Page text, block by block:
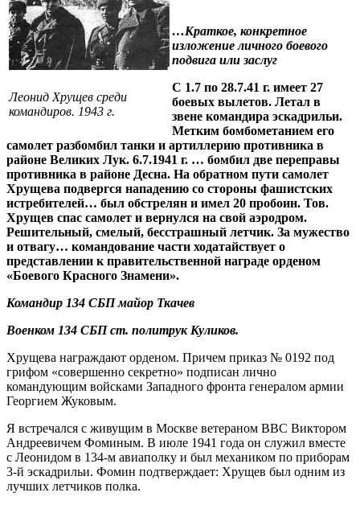
Леонид Хрущев среди
командиров. 1943 г.
…Краткое, конкретное
изложение личного боевого
подвига или заслуг
С 1.7 по 28.7.41 г. имеет 27
боевых вылетов. Летал в
звене командира эскадрильи.
Метким бомбометанием его
самолет разбомбил танки и артиллерию противника в
районе Великих Лук. 6.7.1941 г. … бомбил две переправы
противника в районе Десна. На обратном пути самолет
Хрущева подвергся нападению со стороны фашистских
истребителей… был обстрелян и имел 20 пробоин. Тов.
Хрущев спас самолет и вернулся на свой аэродром.
Решительный, смелый, бесстрашный летчик. За мужество
и отвагу… командование части ходатайствует о
представлении к правительственной награде орденом
«Боевого Красного Знамени».
Командир 134 СБП майор Ткачев
Военком 134 СБП ст. политрук Куликов.
Хрущева награждают орденом. Причем приказ № 0192 под
грифом «совершенно секретно» подписан лично
командующим войсками Западного фронта генералом армии
Георгием Жуковым.
Я встречался с живущим в Москве ветераном ВВС Виктором
Андреевичем Фоминым. В июле 1941 года он служил вместе
с Леонидом в 134-м авиаполку и был механиком по приборам
3-й эскадрильи. Фомин подтверждает: Хрущев был одним из
лучших летчиков полка.